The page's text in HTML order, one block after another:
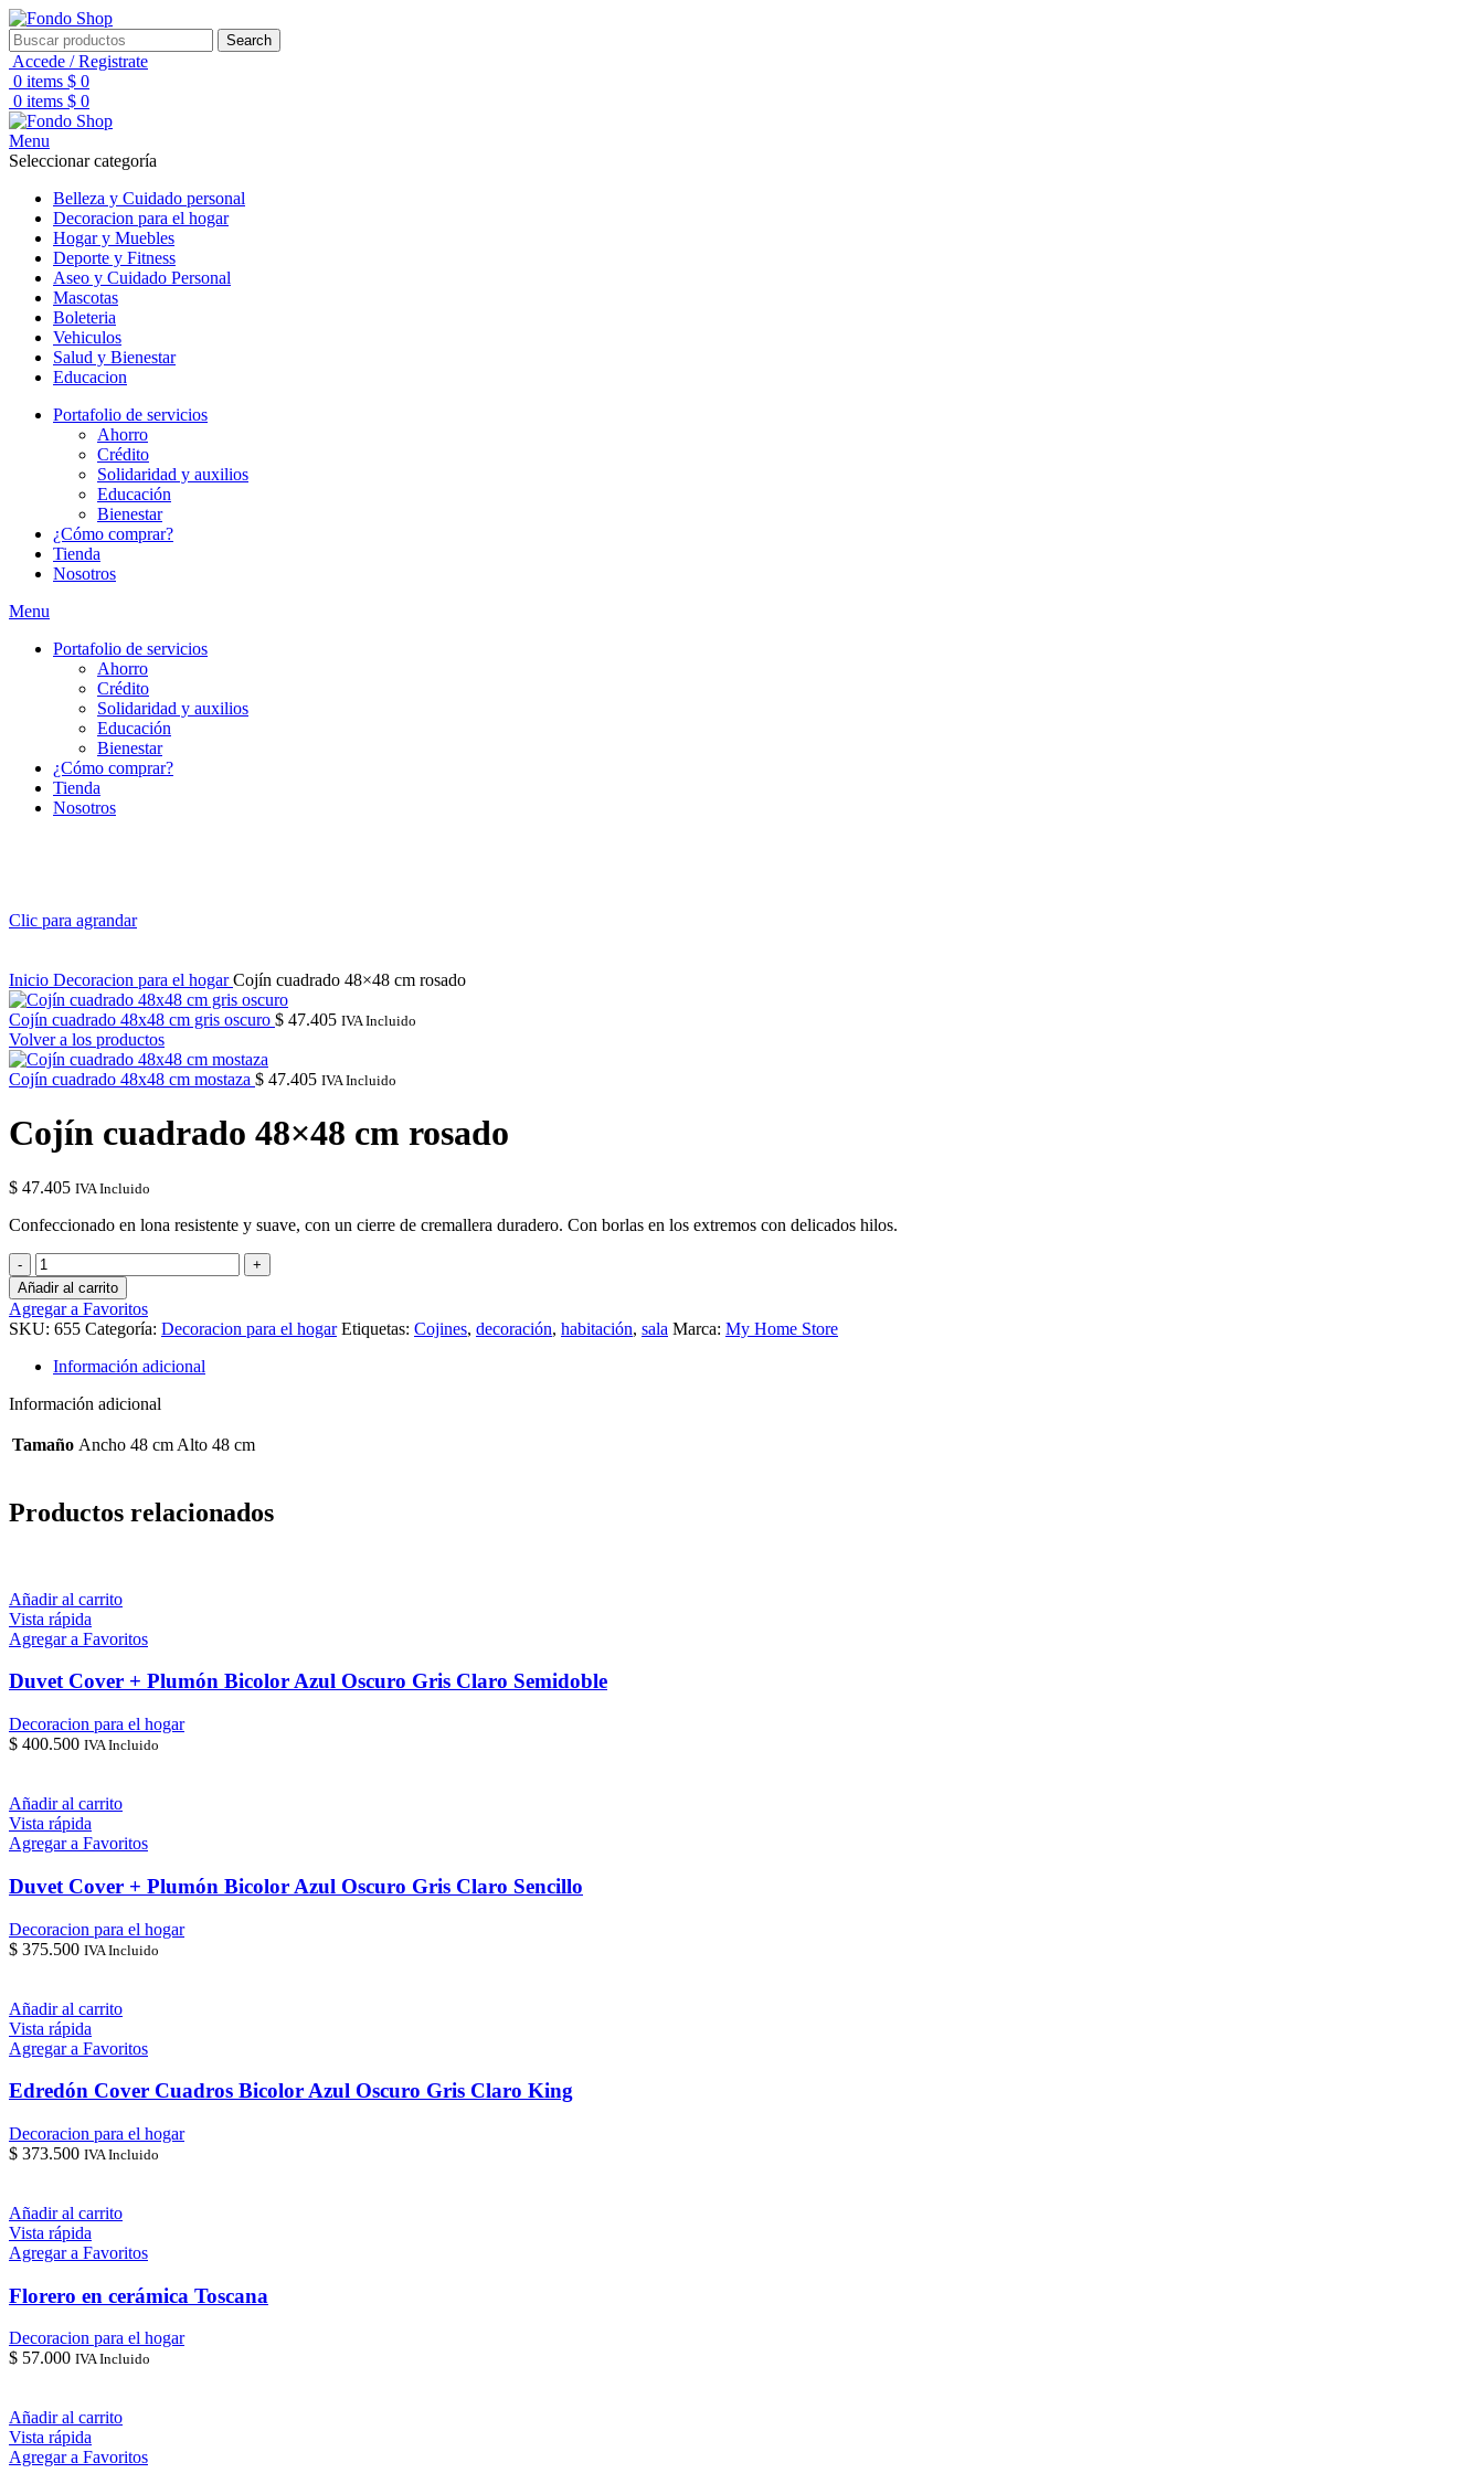
Search
Accede / Registrate
0 items $ 0
0 items $ 0
Menu
Seleccionar categoría
Belleza y Cuidado personal
Decoracion para el hogar
Hogar y Muebles
Deporte y Fitness
Aseo y Cuidado Personal
Mascotas
Boleteria
Vehiculos
Salud y Bienestar
Educacion
Portafolio de servicios
Ahorro
Crédito
Solidaridad y auxilios
Educación
Bienestar
¿Cómo comprar?
Tienda
Nosotros
Menu
Portafolio de servicios
Ahorro
Crédito
Solidaridad y auxilios
Educación
Bienestar
¿Cómo comprar?
Tienda
Nosotros
Clic para agrandar
Inicio Decoracion para el hogarCojín cuadrado 48×48 cm rosado
Cojín cuadrado 48x48 cm gris oscuro $ 47.405 IVA Incluido
Volver a los productos
Cojín cuadrado 48x48 cm mostaza $ 47.405 IVA Incluido
Cojín cuadrado 48×48 cm rosado
$ 47.405 IVA Incluido
Confeccionado en lona resistente y suave, con un cierre de cremallera duradero. Con borlas en los extremos con delicados hilos.
Cojín
cuadrado
48x48
cm
rosado
cantidad
Añadir al carrito
Agregar a Favoritos
SKU: 655 Categoría: Decoracion para el hogar Etiquetas: Cojines, decoración, habitación, sala Marca: My Home Store
Información adicional
Información adicional
Tamaño Ancho 48 cm Alto 48 cm
Productos relacionados
Añadir al carrito
Vista rápida
Agregar a Favoritos
Duvet Cover + Plumón Bicolor Azul Oscuro Gris Claro Semidoble
Decoracion para el hogar
$ 400.500 IVA Incluido
Añadir al carrito
Vista rápida
Agregar a Favoritos
Duvet Cover + Plumón Bicolor Azul Oscuro Gris Claro Sencillo
Decoracion para el hogar
$ 375.500 IVA Incluido
Añadir al carrito
Vista rápida
Agregar a Favoritos
Edredón Cover Cuadros Bicolor Azul Oscuro Gris Claro King
Decoracion para el hogar
$ 373.500 IVA Incluido
Añadir al carrito
Vista rápida
Agregar a Favoritos
Florero en cerámica Toscana
Decoracion para el hogar
$ 57.000 IVA Incluido
Añadir al carrito
Vista rápida
Agregar a Favoritos